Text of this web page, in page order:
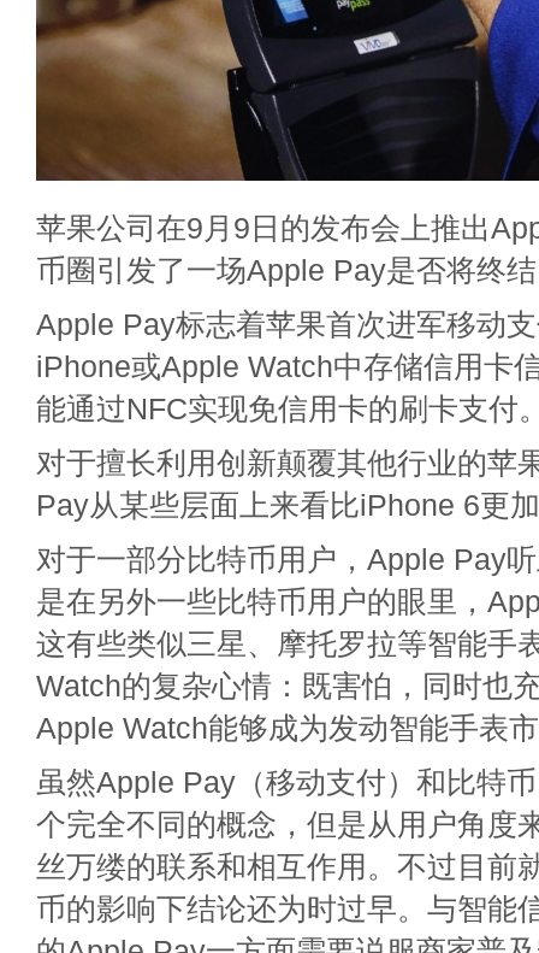
苹果公司在9月9日的发布会上推出
币圈引发了一场Apple Pay是否将终
Apple Pay标志着苹果首次进军移动
iPhone或Apple Watch中存储信用卡
能通过NFC实现免信用卡的刷卡支付
对于擅长利用创新颠覆其他行业的苹
Pay从某些层面上来看比iPhone 6更
对于一部分比特币用户，Apple Pay
是在另外一些比特币用户的眼里，
这有些类似三星、摩托罗拉等智能手
Watch的复杂心情：既害怕，同时也
Apple Watch能够成为发动智能手表
虽然Apple Pay（移动支付）和比特
个完全不同的概念，但是从用户角度
丝万缕的联系和相互作用。不过目前
币的影响下结论还为时过早。与智能